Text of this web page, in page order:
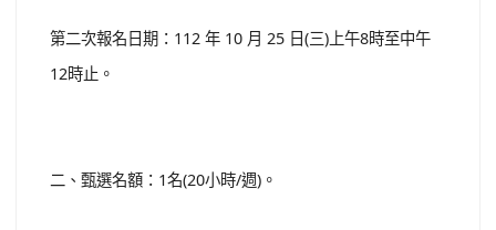
第二次報名日期：112 年 10 月 25 日(三)上午8時至中午
12時止。
二、甄選名額：1名(20小時/週)。